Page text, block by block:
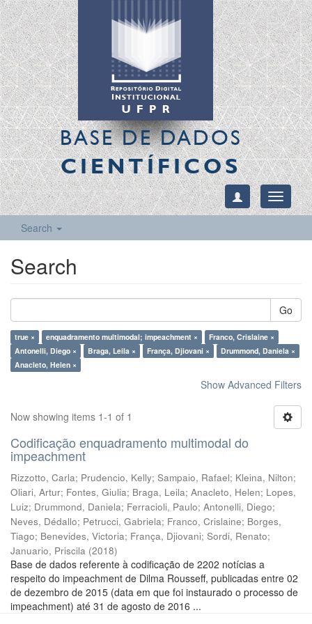
BASE DE DADOS
CIENTÍFICOS
Toggle
Search
Search
Go
true × enquadramento multimodal; impeachment ×
Franco, Crislaine ×
Antonelli, Diego ×
Braga, Leila × França, Djiovani ×
Drummond, Daniela ×
Anacleto, Helen ×
Show Advanced Filters
Now showing items 1-1 of 1
Codificação enquadramento multimodal do
impeachment
Rizzotto, Carla; Prudencio, Kelly; Sampaio, Rafael; Kleina, Nilton;
Oliari, Artur; Fontes, Giulia; Braga, Leila; Anacleto, Helen; Lopes,
Luiz; Drummond, Daniela; Ferracioli, Paulo; Antonelli, Diego;
Neves, Dédallo; Petrucci, Gabriela; Franco, Crislaine; Borges,
Tiago; Benevides, Victoria; França, Djiovani; Sordi, Renato;
Januario, Priscila (2018)
Base de dados referente à codificação de 2202 notícias a
respeito do impeachment de Dilma Rousseff, publicadas entre 02
de dezembro de 2015 (data em que foi instaurado o processo de
impeachment) até 31 de agosto de 2016 ...